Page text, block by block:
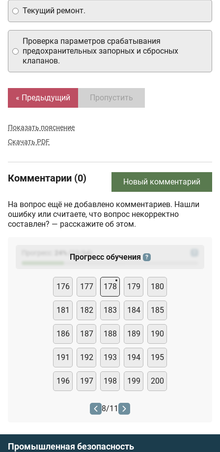
Текущий ремонт.
Проверка параметров срабатывания
предохранительных запорных и сбросных
клапанов.
« Предыдущий Пропустить
Показать пояснение
Скачать PDF
Комментарии (0) Новый комментарий
На вопрос ещё не добавлено комментариев. Нашли
ошибку или считаете, что вопрос некорректно
составлен? — расскажите об этом.
(23
Прогресс обучения ?
176 177 178 179 180
181 182 183 184 185
186 187 188 189 190
191 192 193 194 195
196 197 198 199 200
8/11
Промышленная безопасность